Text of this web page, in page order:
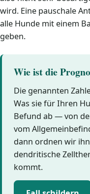
wird. Eine pauschale
alle Hunde mit einem
geben.
Wie ist die
Die genannten
Was sie für Ihren
Befund ab — von
vom
dann ordnen wir
dendritische
kommt.